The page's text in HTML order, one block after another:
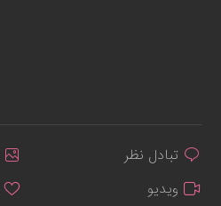
تبادل نظر
ویدیو